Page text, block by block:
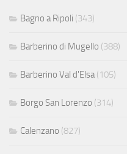
Bagno a Ripoli (343)
Barberino di Mugello (388)
Barberino Val d'Elsa(105)
Borgo San Lorenzo (314)
Calenzano (827)